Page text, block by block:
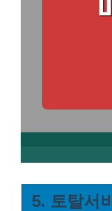
5. 토탈서